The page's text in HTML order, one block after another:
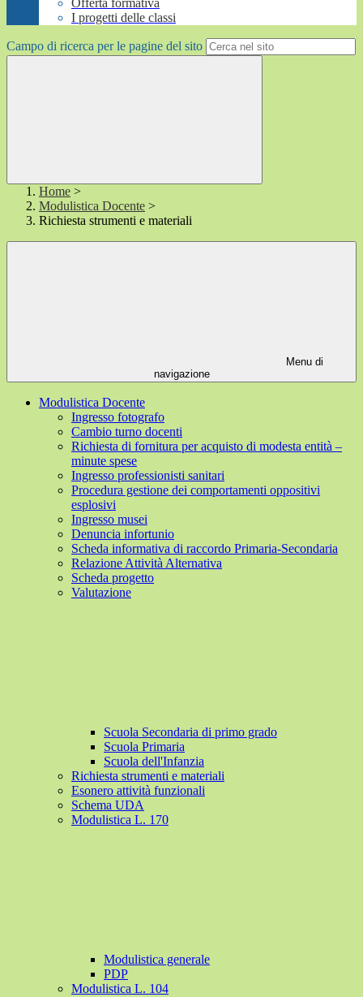
Offerta formativa
I progetti delle classi
Campo di ricerca per le pagine del sito
Home >
Modulistica Docente >
Richiesta strumenti e materiali
Menu di
navigazione
Modulistica Docente
Ingresso fotografo
Cambio turno docenti
Richiesta di fornitura per acquisto di modesta entità –
minute spese
Ingresso professionisti sanitari
Procedura gestione dei comportamenti oppositivi
esplosivi
Ingresso musei
Denuncia infortunio
Scheda informativa di raccordo Primaria-Secondaria
Relazione Attività Alternativa
Scheda progetto
Valutazione
Scuola Secondaria di primo grado
Scuola Primaria
Scuola dell'Infanzia
Richiesta strumenti e materiali
Esonero attività funzionali
Schema UDA
Modulistica L. 170
Modulistica generale
PDP
Modulistica L. 104